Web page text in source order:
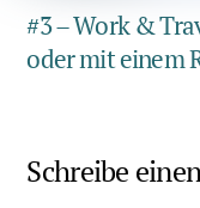
#3 – Work &
oder mit einem
Schreibe